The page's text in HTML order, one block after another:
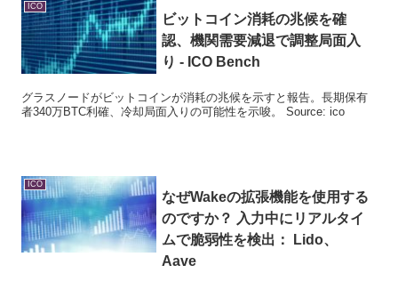
ICO
ビットコイン消耗の兆候を確
認、機関需要減退で調整局面入
り - ICO Bench
グラスノードがビットコインが消耗の兆候を示すと報告。長期保有
者340万BTC利確、冷却局面入りの可能性を示唆。 Source: ico
ICO
なぜWakeの拡張機能を使用する
のですか？ 入力中にリアルタイ
ムで脆弱性を検出： Lido、
Aave